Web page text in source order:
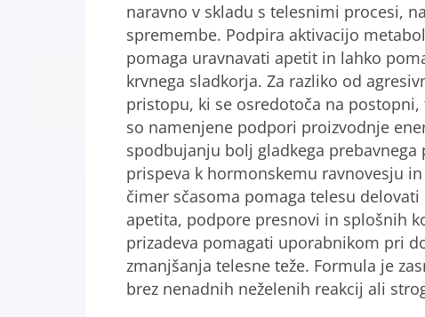
naravno v skladu s telesnimi procesi,
spremembe. Podpira aktivacijo
pomaga uravnavati apetit in lahko
krvnega sladkorja. Za razliko od
pristopu, ki se osredotoča na
so namenjene podpori proizvodnje
spodbujanju bolj gladkega
prispeva k hormonskemu ravnovesju
čimer sčasoma pomaga telesu
apetita, podpore presnovi in splošnih
prizadeva pomagati uporabnikom pri
zmanjšanja telesne teže. Formula je
brez nenadnih neželenih reakcij ali